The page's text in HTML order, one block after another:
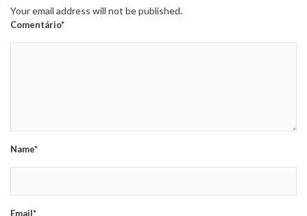
Your email address will not be published.
Comentário*
Name*
Email*